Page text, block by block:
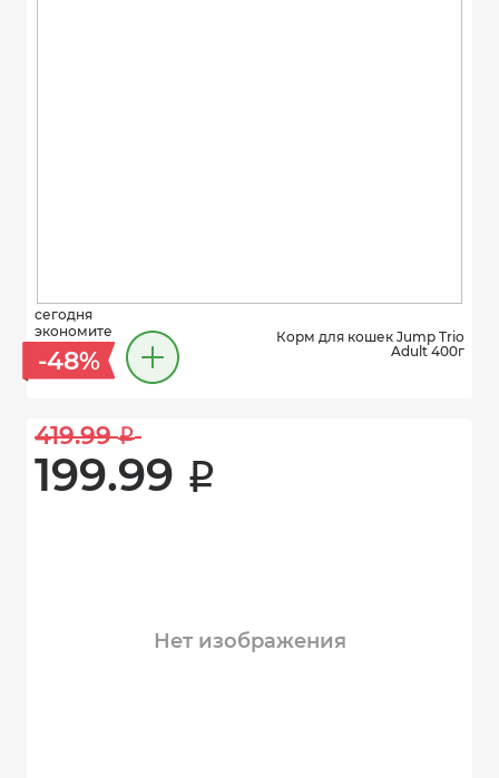
сегодня
экономите
-48%
Корм для кошек Jump Trio
Adult 400г
419.99 i
199.99 i
Нет изображения